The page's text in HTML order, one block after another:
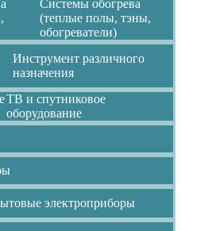
Системы обогрева
(теплые полы, тэны,
обогреватели)
Инструмент различного
назначения
ТВ и спутниковое
оборудование
электроприборы